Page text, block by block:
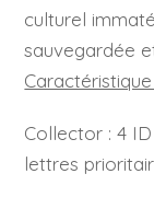
culturel
sauvegardée
Caractéristique
Collector : 4
lettres